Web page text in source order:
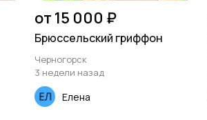
от 15 000 ₽
Брюссельский гриффон
Черногорск
3 недели назад
Елена